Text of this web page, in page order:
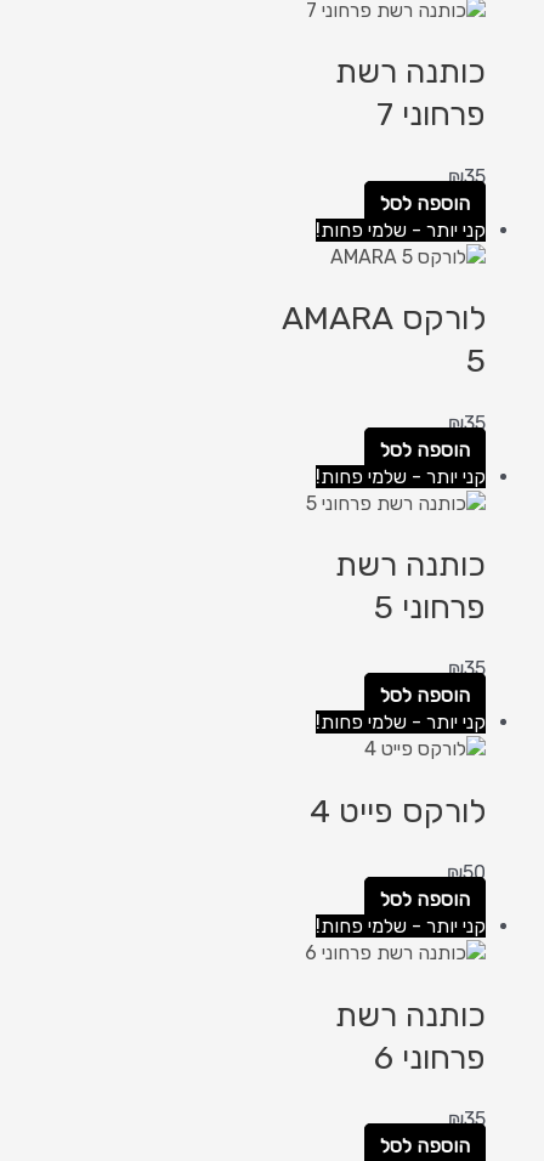
כותנה רשת
פרחוני 7
₪35
הוספה לסל
קני יותר - שלמי פחות!
לורקס AMARA
5
₪35
הוספה לסל
קני יותר - שלמי פחות!
כותנה רשת
פרחוני 5
₪35
הוספה לסל
קני יותר - שלמי פחות!
לורקס פייט 4
₪50
הוספה לסל
קני יותר - שלמי פחות!
כותנה רשת
פרחוני 6
₪35
הוספה לסל